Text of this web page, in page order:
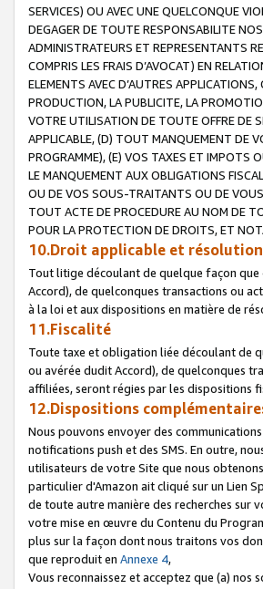
SERVICES) OU AVEC UNE QUELCONQUE
DEGAGER DE TOUTE RESPONSABILITE
ADMINISTRATEURS ET REPRESENTANTS
COMPRIS LES FRAIS D’AVOCAT) EN
ELEMENTS AVEC D’AUTRES
PRODUCTION, LA PUBLICITE, LA
VOTRE UTILISATION DE TOUTE OFFRE DE
APPLICABLE, (D) TOUT MANQUEMENT DE
PROGRAMME), (E) VOS TAXES ET IMPOTS
LE MANQUEMENT AUX OBLIGATIONS
OU DE VOS SOUS-TRAITANTS OU DE
TOUT ACTE DE PROCEDURE AU NOM DE
POUR LA PROTECTION DE DROITS, ET
10.Droit applicable et
Tout litige découlant de quelque façon
Accord), de quelconques transactions ou
à la loi et aux dispositions en matière de
11.Fiscalité
Toute taxe et obligation liée découlant de
ou avérée dudit Accord), de quelconques
affiliées, seront régies par les dispositions
12.Dispositions
Nous pouvons envoyer des
notifications push et des SMS. En outre,
utilisateurs de votre Site que nous
particulier d'Amazon ait cliqué sur un Lien
de toute autre manière des recherches
votre mise en œuvre du Contenu du
plus sur la façon dont nous traitons vos
que reproduit en Annexe 4,
Vous reconnaissez et acceptez que (a)